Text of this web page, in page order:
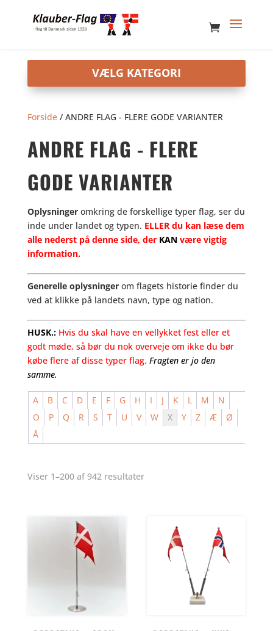
Forside/ ANDRE FLAG - FLERE GODE VARIANTER
ANDRE FLAG - FLERE
GODE VARIANTER
Oplysningeromkring de forskellige typer flag, ser du
inde under landet og typen. ELLER du kan læse dem
alle nederst på denne side, der KANvære vigtig
information.
Generelle oplysningerom flagets historie finder du
ved at klikke på landets navn, type og nation.
HUSK.:Hvis du skal have en vellykket fest eller et
godt møde, så bør du nok overveje om ikke du bør
købe flere af disse typer flag. Fragten er jo den
samme.
A B C D E F G H I J K L M
N
O
P Q R S T U V W X Y Z Æ
Ø
Å
Viser 1–200 af 942 resultater